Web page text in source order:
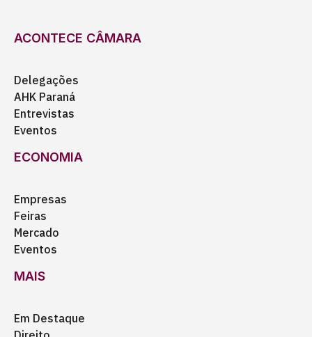
ACONTECE CÂMARA
Delegações
AHK Paraná
Entrevistas
Eventos
ECONOMIA
Empresas
Feiras
Mercado
Eventos
MAIS
Em Destaque